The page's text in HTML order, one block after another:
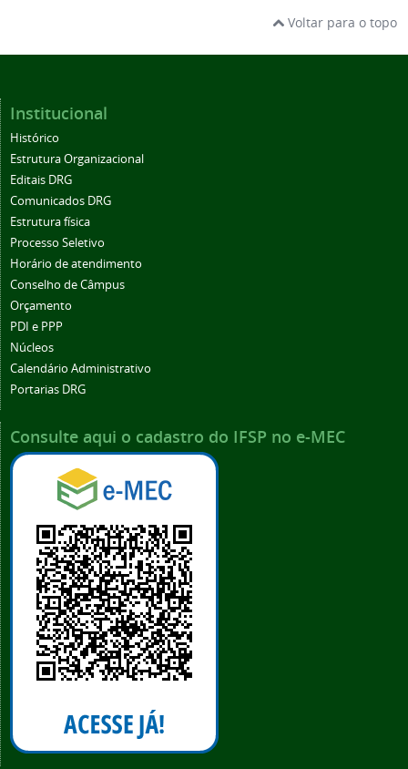
Voltar para o topo
Institucional
Histórico
Estrutura Organizacional
Editais DRG
Comunicados DRG
Estrutura física
Processo Seletivo
Horário de atendimento
Conselho de Câmpus
Orçamento
PDI e PPP
Núcleos
Calendário Administrativo
Portarias DRG
Consulte aqui o cadastro do IFSP no e-MEC